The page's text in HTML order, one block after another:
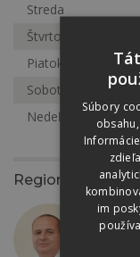
Streda
Štvrtok
Piatok
Sobota
Nedeľa
Regionálny
Ing.
Súbory
im